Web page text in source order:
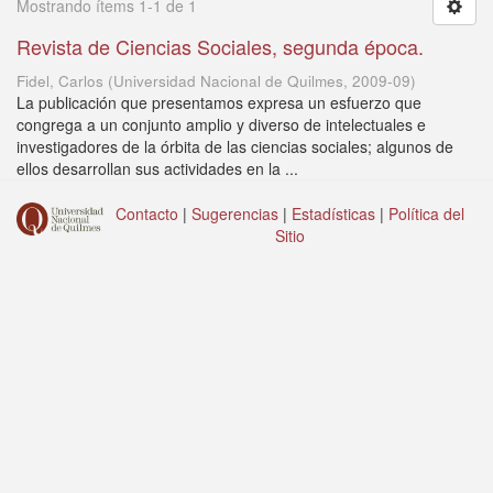
Mostrando ítems 1-1 de 1
Revista de Ciencias Sociales, segunda época.
Fidel, Carlos (Universidad Nacional de Quilmes, 2009-09)
La publicación que presentamos expresa un esfuerzo que
congrega a un conjunto amplio y diverso de intelectuales e
investigadores de la órbita de las ciencias sociales; algunos de
ellos desarrollan sus actividades en la ...
Contacto | Sugerencias | Estadísticas | Política del
Sitio